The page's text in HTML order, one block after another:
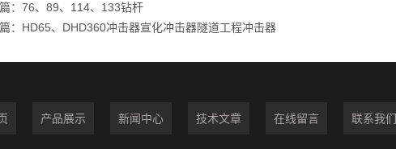
： 76、89、114、133钻杆
： HD65、DHD360冲击器宣化冲击器隧道工程冲击器
产品展示 新闻中心 技术文章 在线留言 联系我们